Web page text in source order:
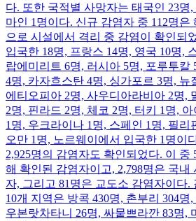
다. 또한 국적별 사망자는 태국인 23명
마인 1명이다. 신규 감염자 중 112명
으로 시설에서 격리 중 감염이 확인되
입국한 18명, 프랑스 14명, 영국 10명,
랍에미리트 6명, 러시아 5명, 포루투칼
4명, 카자흐스탄 4명, 싱가포르 3명, 뉴
에티오피아 2명, 사우디아라비아 2명,
2명, 핀라드 2명, 체코 2명, 터키 1명,
1명, 우크라이나 1명, 스페인 1명, 필리
오만 1명, 노르웨이에서 입국한 1명이
2,925명의 감염자도 확인되었다. 이 중
해 확인된 감염자이고, 2,798명은 국내
자, 그리고 81명은 교도소 감염자이다.
10개 지역은 방콕 430명, 촌부리 304명
우본랏차타니 26명, 싸뭍쁘라깐 83명,